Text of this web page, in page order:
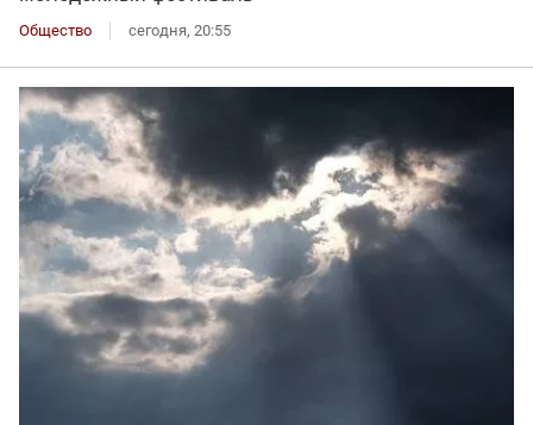
Общество сегодня, 20:55